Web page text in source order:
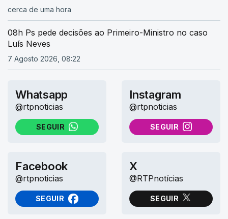
cerca de uma hora
08h Ps pede decisões ao Primeiro-Ministro no caso
Luís Neves
7 Agosto 2026, 08:22
Whatsapp
@rtpnoticias
SEGUIR
NO WHATSAPP
Instagram
@rtpnoticias
SEGUIR
NO INSTAGRAM
Facebook
@rtpnoticias
SEGUIR
NO FACEBOOK
X
@RTPnotícias
SEGUIR
NO X (TWITTER)